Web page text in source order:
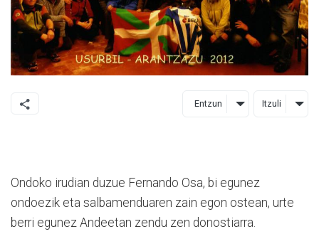
Entzun Itzuli
Ondoko irudian duzue Fernando Osa, bi egunez
ondoezik eta salbamenduaren zain egon ostean, urte
berri egunez Andeetan zendu zen donostiarra.